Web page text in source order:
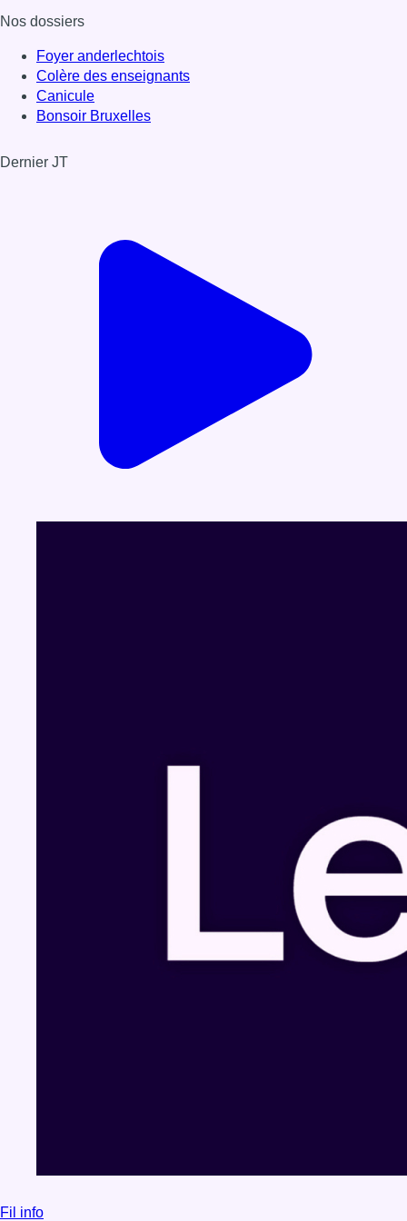
Nos dossiers
Foyer anderlechtois
Colère des enseignants
Canicule
Bonsoir Bruxelles
Dernier JT
Fil info